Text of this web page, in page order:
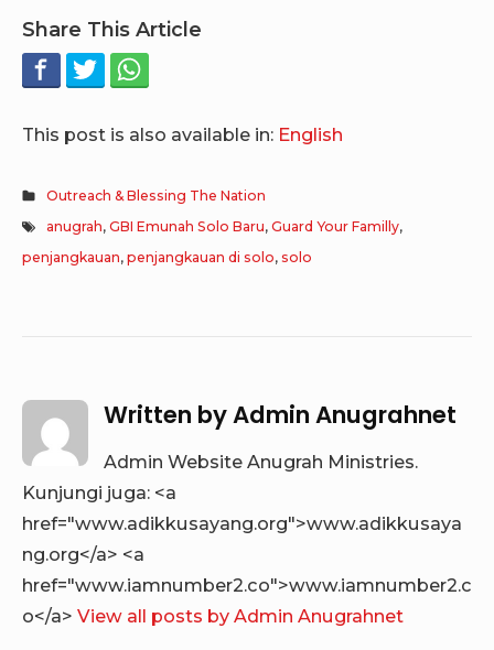
Share This Article
This post is also available in: English
Outreach & Blessing The Nation
anugrah,GBI Emunah Solo Baru,Guard Your Familly,
penjangkauan, penjangkauan di solo, solo
Written byAdmin Anugrahnet
Admin Website Anugrah Ministries.
Kunjungi juga: <a
href="www.adikkusayang.org">www.adikkusaya
ng.org</a> <a
href="www.iamnumber2.co">www.iamnumber2.c
o</a> View all posts by Admin Anugrahnet